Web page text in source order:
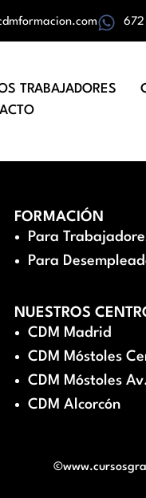
672
TRABAJADORES
FORMACIÓN
Para
Para
NUESTROS
CDM Madrid
CDM Móstoles
CDM Móstoles
CDM Alcorcón